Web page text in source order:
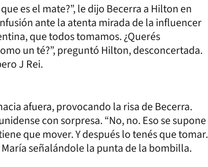
es el mate?”, le dijo Becerra a Hilton en
ante la atenta mirada de la influencer
que todos tomamos. ¿Querés
un té?”, preguntó Hilton, desconcertada.
J Rei.
afuera, provocando la risa de Becerra.
con sorpresa. “No, no. Eso se supone
que mover. Y después lo tenés que tomar.
señalándole la punta de la bombilla.